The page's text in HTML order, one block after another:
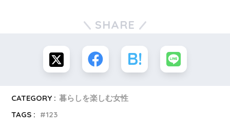
SHARE
CATEGORY : 暮らしを楽しむ女性
TAGS :
123